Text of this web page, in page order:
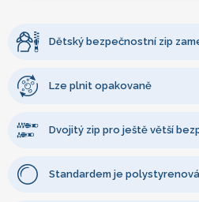
Dětský bezpečnostní zip
Lze plnit opakovaně
Dvojitý zip pro ještě větší
Standardem je